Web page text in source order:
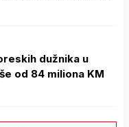
dužnika u
od 84 miliona KM